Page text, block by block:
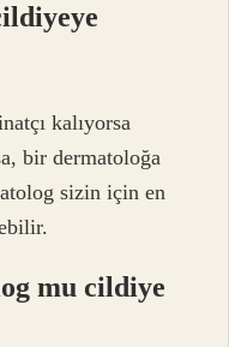
kalıyorsa
bir dermatoloğa
sizin için en
mu cildiye